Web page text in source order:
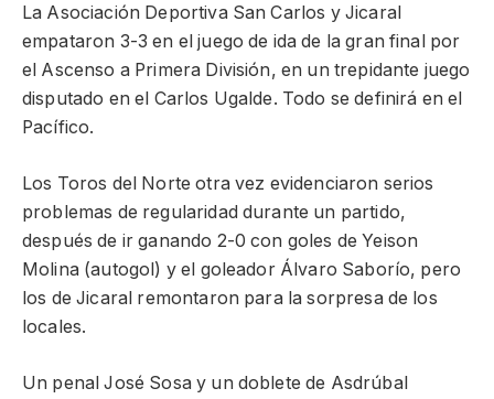
La Asociación Deportiva San Carlos y Jicaral
empataron 3-3 en el juego de ida de la gran final por
el Ascenso a Primera División, en un trepidante juego
disputado en el Carlos Ugalde. Todo se definirá en el
Pacífico.
Los Toros del Norte otra vez evidenciaron serios
problemas de regularidad durante un partido,
después de ir ganando 2-0 con goles de Yeison
Molina (autogol) y el goleador Álvaro Saborío, pero
los de Jicaral remontaron para la sorpresa de los
locales.
Un penal José Sosa y un doblete de Asdrúbal